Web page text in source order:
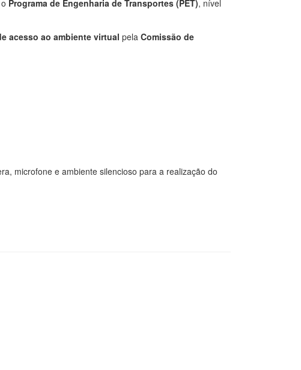
Programa de Engenharia de Transportes (PET), nível
acesso ao ambiente virtual pela Comissão de
microfone e ambiente silencioso para a realização do